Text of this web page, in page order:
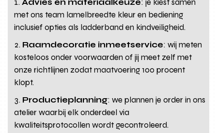
met ons team lamelbreedte kleur en bediening
inclusief opties als ladderband en kindveiligheid.
Raamdecoratie inmeetservice: wij meten
kosteloos onder voorwaarden of jij meet zelf met
onze richtlijnen zodat maatvoering 100 procent
klopt.
Productieplanning: we plannen je order in ons
atelier waarbij elk onderdeel via
kwaliteitsprotocollen wordt gecontroleerd.